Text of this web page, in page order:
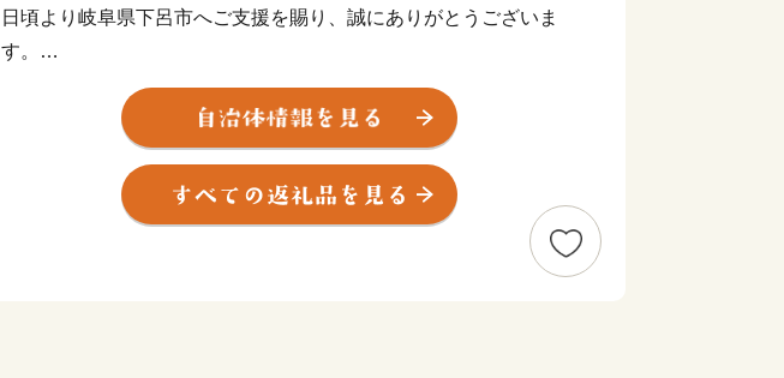
日頃より岐阜県下呂市へご支援を賜り、誠にありがとうございま
す。
このたびの令和8年熊本地震により被災された皆様に、心よりお見
舞い申し上げます。被災地の一日も早い復旧と、皆様の安全・安心
な生活が戻りますことを心よりお祈り申し上げます。
現在、地震の影響により、一部地域において配送会社の営業停止や